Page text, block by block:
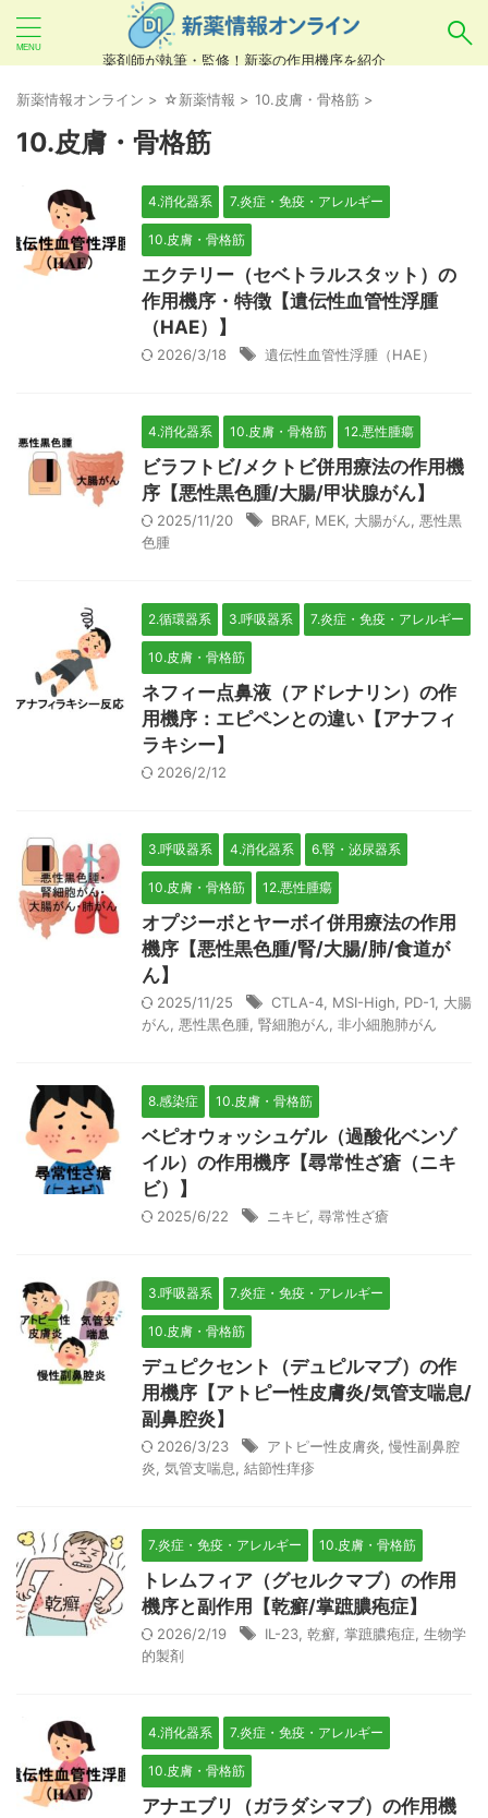
薬剤師が執筆・監修！新薬の作用機序を紹介
ていませんので、製品名・一般名・キーワードな
どをカタカナ
でご入力ください。
良い例：テセントリク
悪い例：てせんとりく テセンタリク
新薬情報オンライン > ☆新薬情報 > 10.皮膚・骨格筋 >
10.皮膚・骨格筋
4.消化器系 7.炎症・免疫・アレルギー
10.皮膚・骨格筋
エクテリー（セベトラルスタット）の
作用機序・特徴【遺伝性血管性浮腫
（HAE）】
2026/3/18 遺伝性血管性浮腫（HAE）
4.消化器系 10.皮膚・骨格筋 12.悪性腫瘍
ビラフトビ/メクトビ併用療法の作用機
序【悪性黒色腫/大腸/甲状腺がん】
2025/11/20 BRAF MEK 大腸がん
悪性黒
色腫
2.循環器系 3.呼吸器系 7.炎症・免疫・アレルギー
10.皮膚・骨格筋
ネフィー点鼻液（アドレナリン）の作
用機序：エピペンとの違い【アナフィ
ラキシー】
2026/2/12
3.呼吸器系 4.消化器系 6.腎・泌尿器系
10.皮膚・骨格筋 12.悪性腫瘍
オプジーボとヤーボイ併用療法の作用
機序【悪性黒色腫/腎/大腸/肺/食道が
ん】
2025/11/25 CTLA-4 MSI-High PD-1 大腸
がん
悪性黒色腫 腎細胞がん 非小細胞肺がん
8.感染症 10.皮膚・骨格筋
ベピオウォッシュゲル（過酸化ベンゾ
イル）の作用機序【尋常性ざ瘡（ニキ
ビ）】
2025/6/22 ニキビ 尋常性ざ瘡
3.呼吸器系 7.炎症・免疫・アレルギー
10.皮膚・骨格筋
デュピクセント（デュピルマブ）の作
用機序【アトピー性皮膚炎/気管支喘息/
副鼻腔炎】
2026/3/23 アトピー性皮膚炎 慢性副鼻腔
炎 気管支喘息 結節性痒疹
7.炎症・免疫・アレルギー 10.皮膚・骨格筋
トレムフィア（グセルクマブ）の作用
機序と副作用【乾癬/掌蹠膿疱症】
2026/2/19 IL-23 乾癬 掌蹠膿疱症 生物学
的製剤
4.消化器系 7.炎症・免疫・アレルギー
10.皮膚・骨格筋
アナエブリ（ガラダシマブ）の作用機